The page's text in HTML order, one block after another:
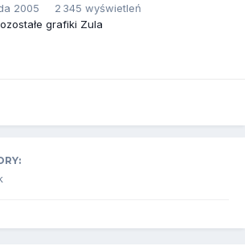
2005
2 345 wyświetleń
grafiki Zula